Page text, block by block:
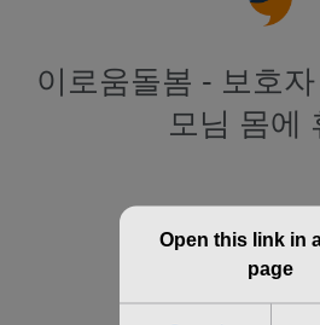
이로움돌봄 - 보호
모님 몸에